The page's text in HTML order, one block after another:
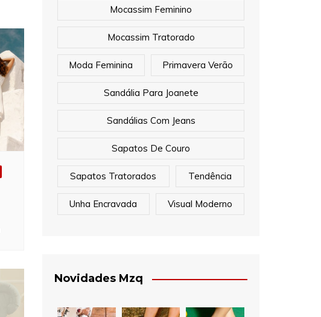
Mocassim Feminino
Mocassim Tratorado
Moda Feminina Primavera Verão
Sandália Para Joanete
Sandálias Com Jeans
Sapatos De Couro
Sapatos Tratorados Tendência
Unha Encravada Visual Moderno
Novidades Mzq